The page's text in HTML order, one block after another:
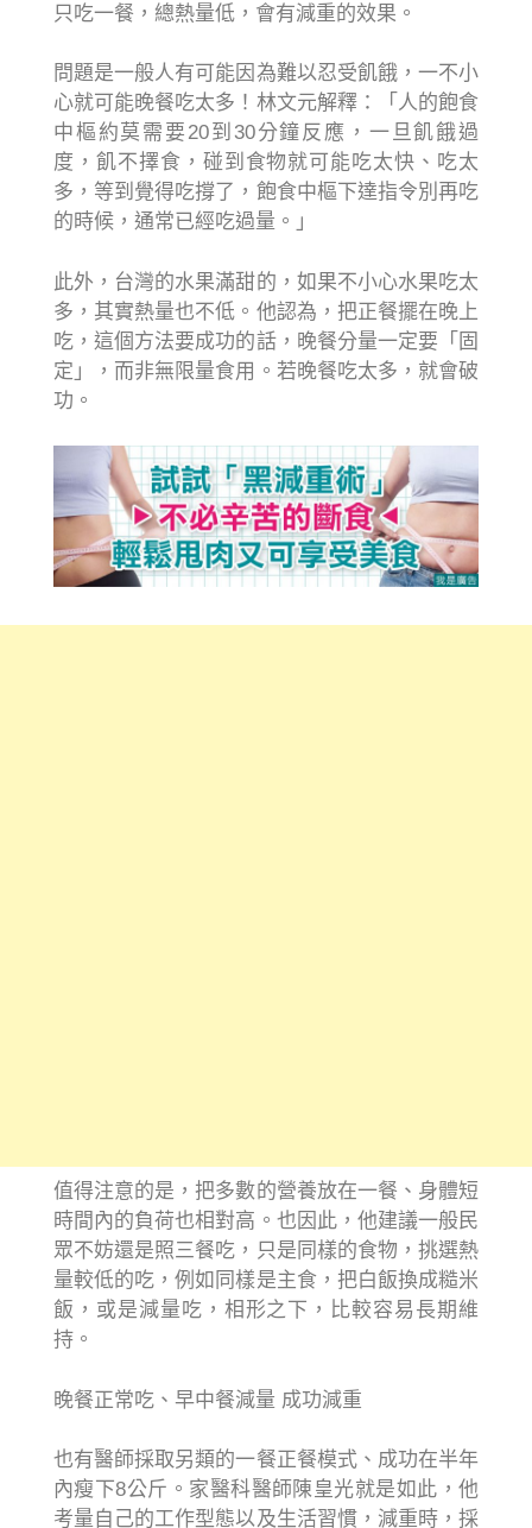
只吃一餐，總熱量低，會有減重的效果。
問題是一般人有可能因為難以忍受飢餓，一不小
心就可能晚餐吃太多！林文元解釋：「人的飽食
中樞約莫需要20到30分鐘反應，一旦飢餓過
度，飢不擇食，碰到食物就可能吃太快、吃太
多，等到覺得吃撐了，飽食中樞下達指令別再吃
的時候，通常已經吃過量。」
此外，台灣的水果滿甜的，如果不小心水果吃太
多，其實熱量也不低。他認為，把正餐擺在晚上
吃，這個方法要成功的話，晚餐分量一定要「固
定」，而非無限量食用。若晚餐吃太多，就會破
功。
值得注意的是，把多數的營養放在一餐、身體短
時間內的負荷也相對高。也因此，他建議一般民
眾不妨還是照三餐吃，只是同樣的食物，挑選熱
量較低的吃，例如同樣是主食，把白飯換成糙米
飯，或是減量吃，相形之下，比較容易長期維
持。
晚餐正常吃、早中餐減量 成功減重
也有醫師採取另類的一餐正餐模式、成功在半年
內瘦下8公斤。家醫科醫師陳皇光就是如此，他
考量自己的工作型態以及生活習慣，減重時，採